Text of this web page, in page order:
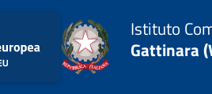
Istituto
Gattinara